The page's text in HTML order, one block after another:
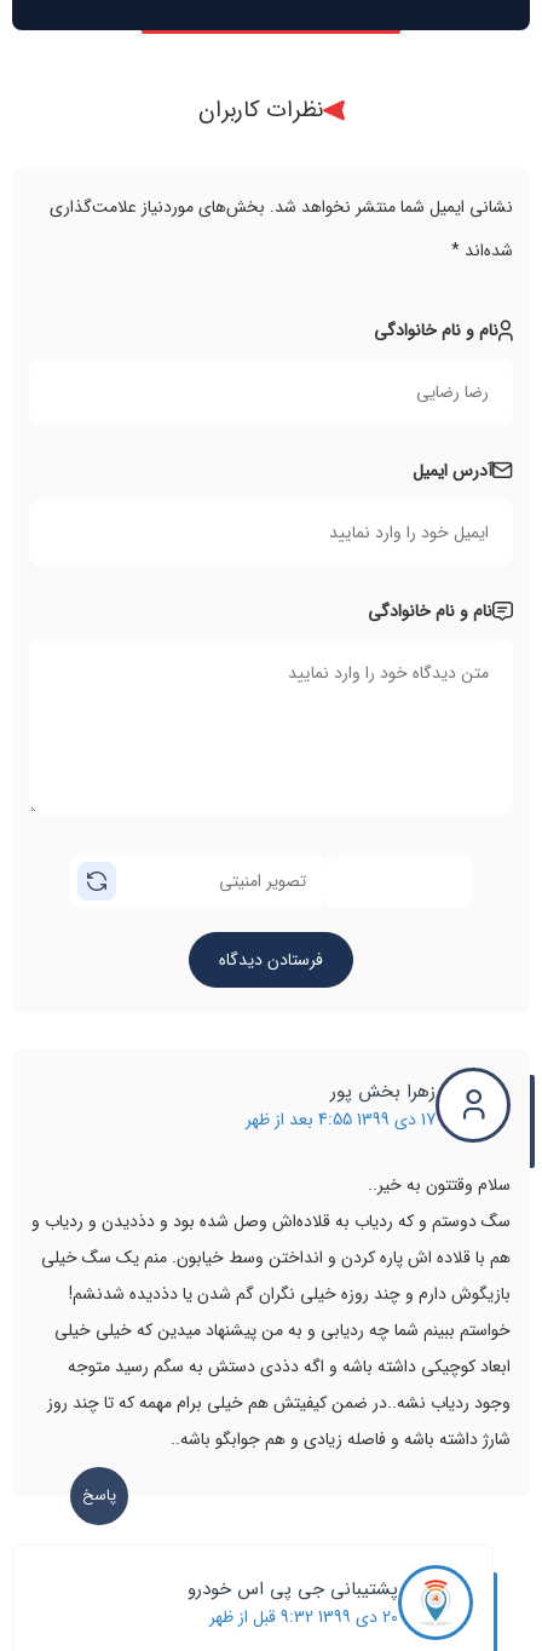
نظرات کاربران
نشانی ایمیل شما منتشر نخواهد شد. بخش‌های موردنیاز علامت‌گذاری
شده‌اند *
نام و نام خانوادگی
آدرس ایمیل
نام و نام خانوادگی
زهرا بخش پور
17 دی 1399 4:55 بعد از ظهر
سلام وقتتون به خیر..
سگ دوستم و که ردیاب به قلاده‌اش وصل شده بود و دذدیدن و ردیاب و
هم با قلاده اش پاره کردن و انداختن وسط خیابون. منم یک سگ خیلی
بازیگوش دارم و چند روزه خیلی نگران گم شدن یا دذدیده شدنشم!
خواستم ببینم شما چه ردیابی و به من پیشنهاد میدین که خیلی خیلی
ابعاد کوچیکی داشته باشه و اگه دذدی دستش به سگم رسید متوجه
وجود ردیاب نشه..در ضمن کیفیتش هم خیلی برام مهمه که تا چند روز
شارژ داشته باشه و فاصله زیادی و‌ هم جوابگو باشه..
پاسخ
پشتیبانی جی پی اس خودرو
20 دی 1399 9:32 قبل از ظهر